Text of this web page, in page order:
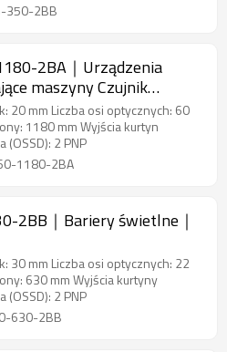
350-2BB
2BA｜Urządzenia
maszyny Czujnik
obszaru｜DADISICK
20 mm Liczba osi optycznych: 60
1180 mm Wyjścia kurtyn
2 PNP
1180-2BA
2BB｜Bariery świetlne｜
30 mm Liczba osi optycznych: 22
630 mm Wyjścia kurtyny
2 PNP
630-2BB